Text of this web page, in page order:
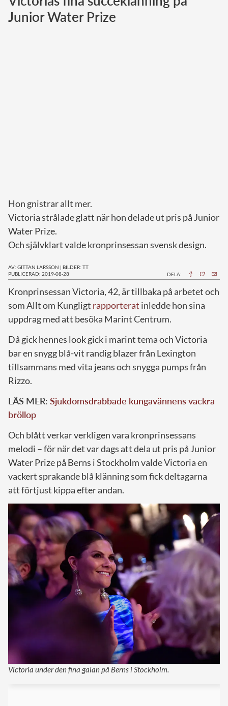
Norska kungahuset
Junior Water Prize
Hon gnistrar allt mer.
Victoria strålade glatt när hon delade ut pris på Junior
Water Prize.
Och självklart valde kronprinsessan svensk design.
AV: GITTAN LARSSON | BILDER: TT
PUBLICERAD: 2019-08-28
DELA:
Kronprinsessan Victoria, 42, är tillbaka på arbetet och
som Allt om Kungligt rapporterat inledde hon sina
uppdrag med att besöka Marint Centrum.
Då gick hennes look gick i marint tema och Victoria
bar en snygg blå-vit randig blazer från Lexington
tillsammans med vita jeans och snygga pumps från
Rizzo.
LÄS MER: Sjukdomsdrabbade kungavännens vackra
bröllop
Och blått verkar verkligen vara kronprinsessans
melodi – för när det var dags att dela ut pris på Junior
Water Prize på Berns i Stockholm valde Victoria en
vackert sprakande blå klänning som fick deltagarna
att förtjust kippa efter andan.
Victoria under den fina galan på Berns i Stockholm.